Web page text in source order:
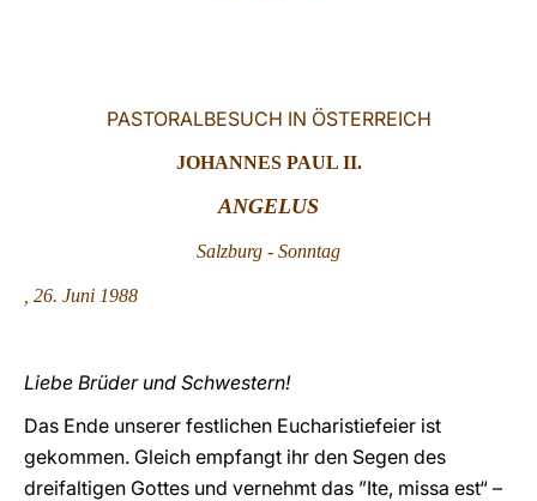
PASTORALBESUCH IN ÖSTERREICH
JOHANNESPAUL II.
ANGELUS
Salzburg - Sonntag
, 26. Juni 1988
Liebe Brüder und Schwestern!
Das Ende unserer festlichen Eucharistiefeier ist
gekommen. Gleich empfangt ihr den Segen des
dreifaltigen Gottes und vernehmt das ”Ite, missa est“ –